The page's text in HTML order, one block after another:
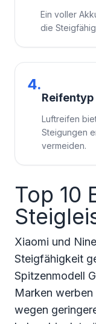
Ein voller
die
4.
Luftreifen
Steigungen
vermeiden.
Top 10
Xiaomi und
Steigfähigkeit
Spitzenmodell
Marken
wegen